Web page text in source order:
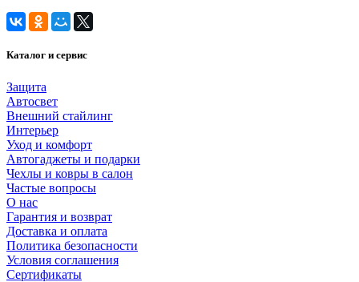
Каталог и сервис
Защита
Автосвет
Внешний стайлинг
Интерьер
Уход и комфорт
Автогаджеты и подарки
Чехлы и ковры в салон
Частые вопросы
О нас
Гарантия и возврат
Доставка и оплата
Политика безопасности
Условия соглашения
Сертификаты